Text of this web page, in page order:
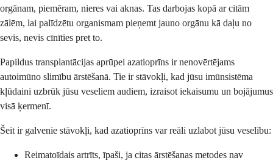
orgānam, piemēram, nieres vai aknas. Tas darbojas kopā ar citām
zālēm, lai palīdzētu organismam pieņemt jauno orgānu kā daļu no
sevis, nevis cīnīties pret to.
Papildus transplantācijas aprūpei azatioprīns ir nenovērtējams
autoimūno slimību ārstēšanā. Tie ir stāvokļi, kad jūsu imūnsistēma
kļūdaini uzbrūk jūsu veseliem audiem, izraisot iekaisumu un bojājumus
visā ķermenī.
Šeit ir galvenie stāvokļi, kad azatioprīns var reāli uzlabot jūsu veselību:
Reimatoīdais artrīts, īpaši, ja citas ārstēšanas metodes nav